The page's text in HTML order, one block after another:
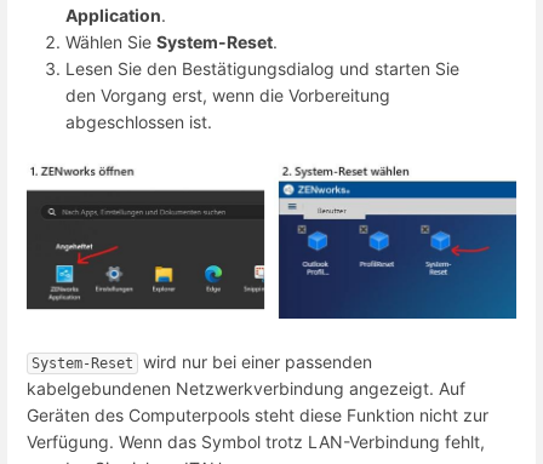
Application.
Wählen Sie System-Reset.
Lesen Sie den Bestätigungsdialog und starten Sie
den Vorgang erst, wenn die Vorbereitung
abgeschlossen ist.
System-Reset
wird nur bei einer passenden
kabelgebundenen Netzwerkverbindung angezeigt. Auf
Geräten des Computerpools steht diese Funktion nicht zur
Verfügung. Wenn das Symbol trotz LAN-Verbindung fehlt,